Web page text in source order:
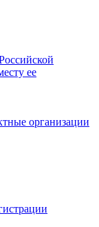
ее
организации